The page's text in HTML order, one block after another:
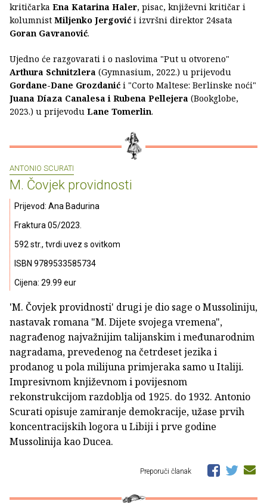
kritičarka Ena Katarina Haler, pisac, književni kritičar i
kolumnist Miljenko Jergović i izvršni direktor 24sata
Goran Gavranović.
Ujedno će razgovarati i o naslovima "Put u otvoreno"
Arthura Schnitzlera (Gymnasium, 2022.) u prijevodu
Gordane-Dane Grozdanić i "Corto Maltese: Berlinske noći"
Juana Díaza Canalesa i Rubena Pellejera (Bookglobe,
2023.) u prijevodu Lane Tomerlin.
ANTONIO SCURATI
M. Čovjek providnosti
Prijevod: Ana Badurina
Fraktura 05/2023.
592 str., tvrdi uvez s ovitkom
ISBN 9789533585734
Cijena: 29.99 eur
'M. Čovjek providnosti' drugi je dio sage o Mussoliniju,
nastavak romana "M. Dijete svojega vremena",
nagrađenog najvažnijim talijanskim i međunarodnim
nagradama, prevedenog na četrdeset jezika i
prodanog u pola milijuna primjeraka samo u Italiji.
Impresivnom književnom i povijesnom
rekonstrukcijom razdoblja od 1925. do 1932. Antonio
Scurati opisuje zamiranje demokracije, užase prvih
koncentracijskih logora u Libiji i prve godine
Mussolinija kao Ducea.
Preporuči članak